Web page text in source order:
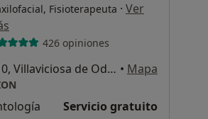
Fisioterapeuta · Ver
426 opiniones
Calle Fernando III, 10, Villaviciosa de Odón • Mapa
Servicio gratuito